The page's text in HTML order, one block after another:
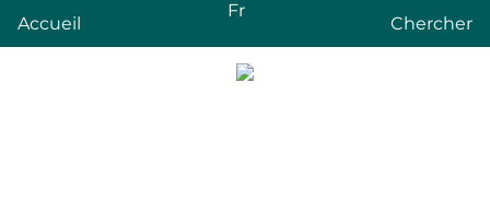
Accueil
Fr
Chercher